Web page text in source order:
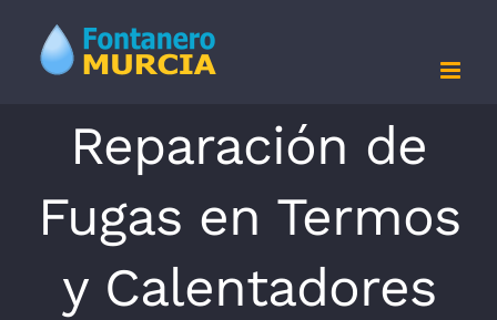
contenido
Reparación de
Fugas en Termos
y Calentadores